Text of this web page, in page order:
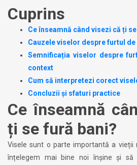
Cuprins
Ce înseamnă când visezi că ți
Cauzele viselor despre furtul de
Semnificația viselor despre
context
Cum să interpretezi corect
Concluzii și sfaturi practice
Ce înseamnă
ți se fură bani?
Visele sunt o parte importantă a vieții
înțelegem mai bine noi înșine și să